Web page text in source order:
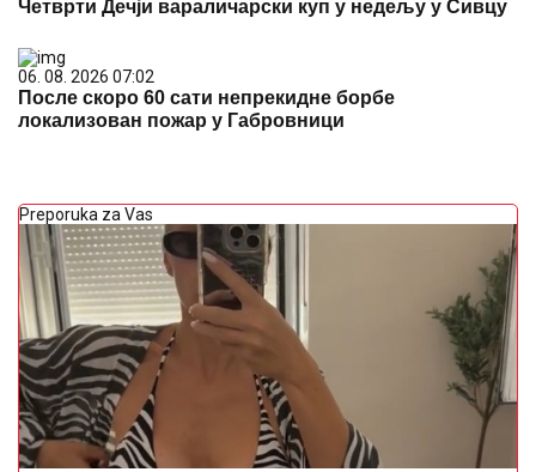
Четврти Дечји вараличарски куп у недељу у Сивцу
06. 08. 2026 07:02
После скоро 60 сати непрекидне борбе
локализован пожар у Габровници
Preporuka za Vas